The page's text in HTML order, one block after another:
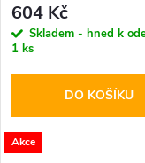
604 Kč
Skladem - hned k
1 ks
DO KOŠÍKU
Akce